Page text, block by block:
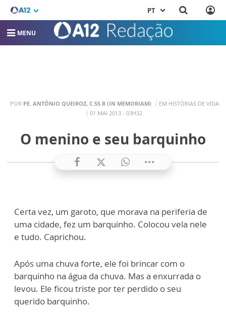
PT
MENU
POR PE. ANTÔNIO QUEIROZ, C.SS.R (IN MEMORIAM)
EM HISTÓRIAS DE VIDA
01 MAI 2013 - 03H32
O menino e seu barquinho
Certa vez, um garoto, que morava na periferia de
uma cidade, fez um barquinho. Colocou vela nele
e tudo. Caprichou.
Após uma chuva forte, ele foi brincar com o
barquinho na água da chuva. Mas a enxurrada o
levou. Ele ficou triste por ter perdido o seu
querido barquinho.